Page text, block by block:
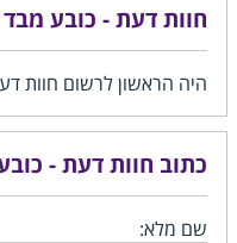
חוות דעת - כובע
היה הראשון לרשום חוות
כתוב חוות דעת -
שם מלא: